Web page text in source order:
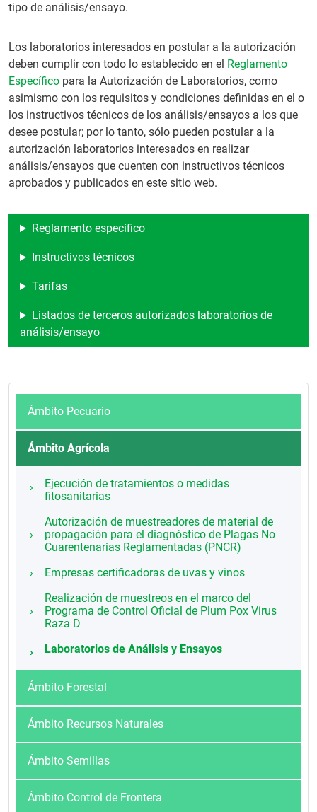
tipo de análisis/ensayo.
Los laboratorios interesados en postular a la autorización
deben cumplir con todo lo establecido en el Reglamento
Específico para la Autorización de Laboratorios, como
asimismo con los requisitos y condiciones definidas en el o
los instructivos técnicos de los análisis/ensayos a los que
desee postular; por lo tanto, sólo pueden postular a la
autorización laboratorios interesados en realizar
análisis/ensayos que cuenten con instructivos técnicos
aprobados y publicados en este sitio web.
Reglamento específico
Instructivos técnicos
Tarifas
Listados de terceros autorizados laboratorios de
análisis/ensayo
Ámbito Pecuario
Ámbito Agrícola
Ejecución de tratamientos o medidas
fitosanitarias
Autorización de muestreadores de material de
propagación para el diagnóstico de Plagas No
Cuarentenarias Reglamentadas (PNCR)
Empresas certificadoras de uvas y vinos
Realización de muestreos en el marco del
Programa de Control Oficial de Plum Pox Virus
Raza D
Laboratorios de Análisis y Ensayos
Ámbito Forestal
Ámbito Recursos Naturales
Ámbito Semillas
Ámbito Control de Frontera